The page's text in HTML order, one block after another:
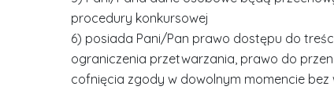
procedury konkursowej
6) posiada Pani/Pan prawo dostępu do
ograniczenia przetwarzania, prawo do
cofnięcia zgody w dowolnym momencie